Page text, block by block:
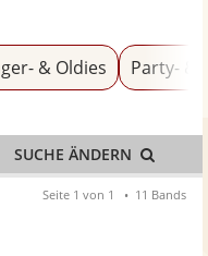
«Akustik Band»
& Oldies Party- &
SUCHE ÄNDERN
Seite 1 von 1 11 Bands